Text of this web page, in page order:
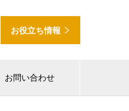
お役立ち情報
お問い合わせ